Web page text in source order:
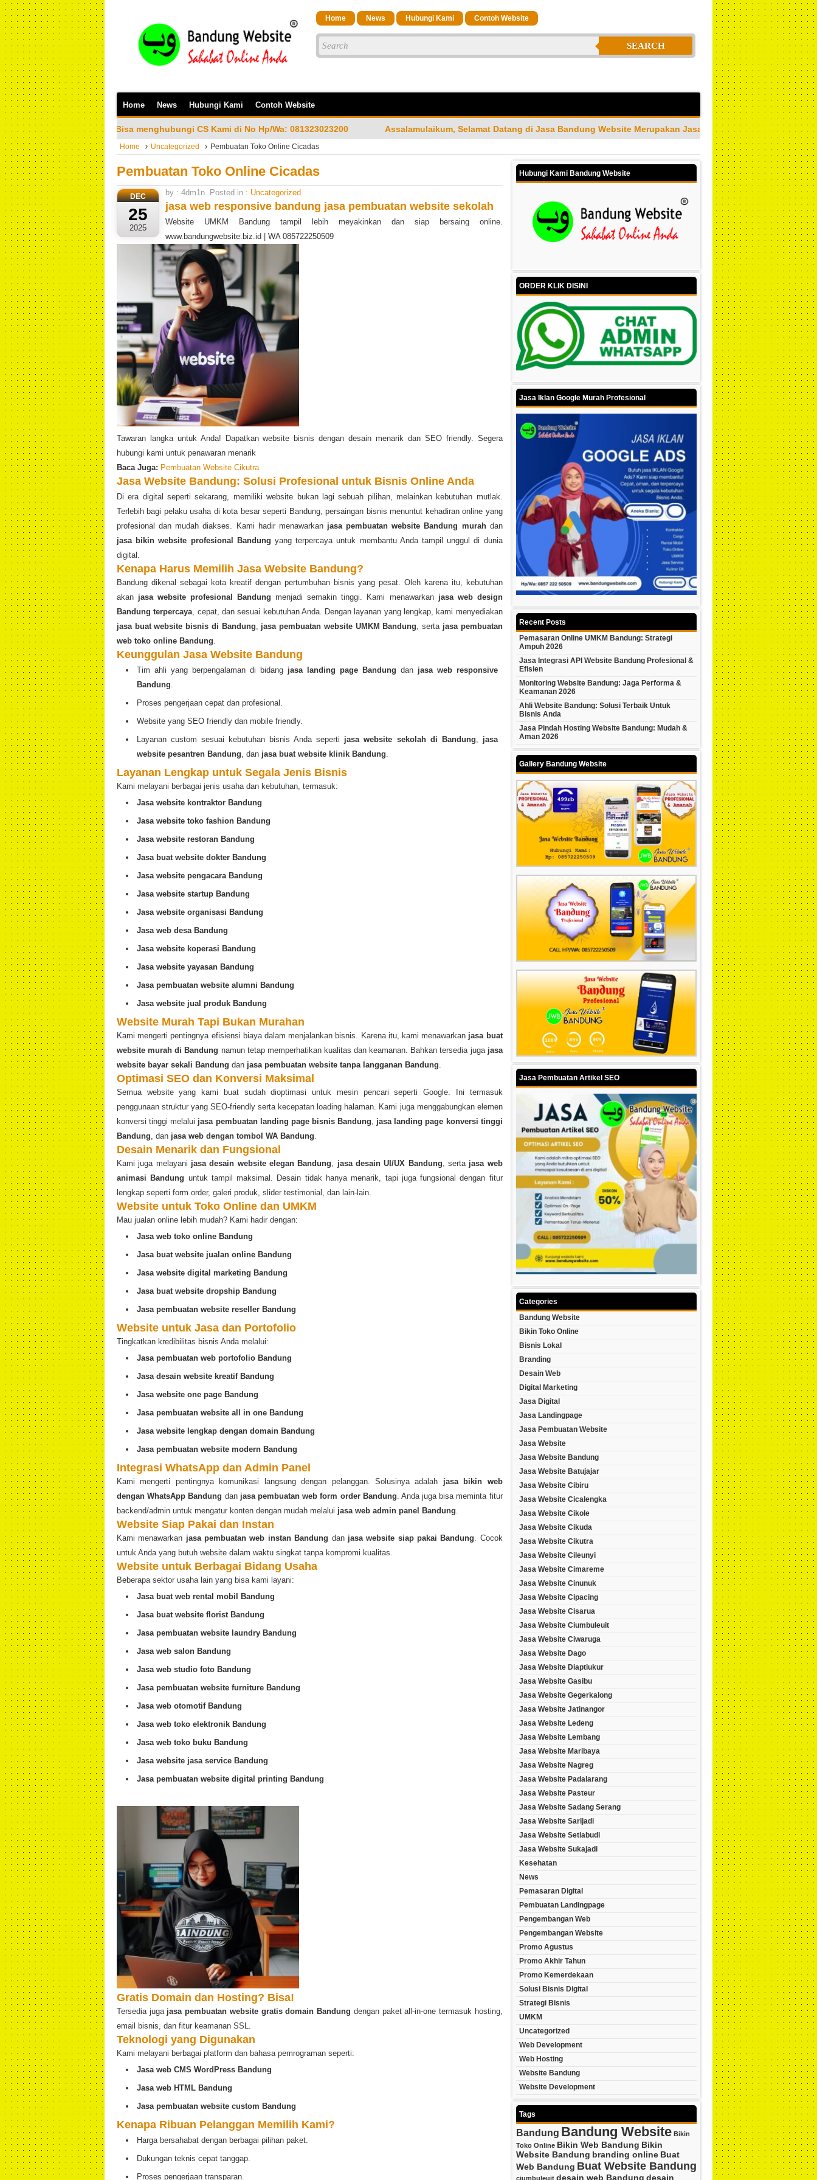
Home News Hubungi Kami Contoh Website
SEARCH
Home News Hubungi Kami Contoh Website
Bisa menghubungi CS Kami di No Hp/Wa: 081323023200 Assalamulaikum, Selamat Datang di Jasa Bandung Website Merupakan Jasa Pembuatan Website Profesional & Amanah
Home Uncategorized Pembuatan Toko Online Cicadas
Pembuatan Toko Online Cicadas
DEC
25
2025
by : 4dm1n. Posted in : Uncategorized
jasa web responsive bandung jasa pembuatan website sekolah
Website UMKM Bandung tampil lebih meyakinkan dan siap bersaing online.
www.bandungwebsite.biz.id | WA 085722250509
Tawaran langka untuk Anda! Dapatkan website bisnis dengan desain menarik dan SEO friendly. Segera
hubungi kami untuk penawaran menarik
Baca Juga: Pembuatan Website Cikutra
Jasa Website Bandung: Solusi Profesional untuk Bisnis Online Anda
Di era digital seperti sekarang, memiliki website bukan lagi sebuah pilihan, melainkan kebutuhan mutlak.
Terlebih bagi pelaku usaha di kota besar seperti Bandung, persaingan bisnis menuntut kehadiran online yang
profesional dan mudah diakses. Kami hadir menawarkan jasa pembuatan website Bandung murahdan
jasa bikin website profesional Bandung yang terpercaya untuk membantu Anda tampil unggul di dunia
digital.
Kenapa Harus Memilih Jasa Website Bandung?
Bandung dikenal sebagai kota kreatif dengan pertumbuhan bisnis yang pesat. Oleh karena itu, kebutuhan
akan jasa website profesional Bandung menjadi semakin tinggi. Kami menawarkan jasa web design
Bandung terpercaya , cepat, dan sesuai kebutuhan Anda. Dengan layanan yang lengkap, kami menyediakan
jasa buat website bisnis di Bandung
jasa pembuatan website UMKM Bandung , serta jasa pembuatan
web toko online Bandung
Keunggulan Jasa Website Bandung
Tim ahli yang berpengalaman di bidang jasa landing page Bandung dan jasa web responsive
Bandung
Proses pengerjaan cepat dan profesional.
Website yang SEO friendly dan mobile friendly.
Layanan custom sesuai kebutuhan bisnis Anda seperti jasa website sekolah di Bandung
jasa
website pesantren Bandung , dan jasa buat website klinik Bandung
Layanan Lengkap untuk Segala Jenis Bisnis
Kami melayani berbagai jenis usaha dan kebutuhan, termasuk:
Jasa website kontraktor Bandung
Jasa website toko fashion Bandung
Jasa website restoran Bandung
Jasa buat website dokter Bandung
Jasa website pengacara Bandung
Jasa website startup Bandung
Jasa website organisasi Bandung
Jasa web desa Bandung
Jasa website koperasi Bandung
Jasa website yayasan Bandung
Jasa pembuatan website alumni Bandung
Jasa website jual produk Bandung
Website Murah Tapi Bukan Murahan
Kami mengerti pentingnya efisiensi biaya dalam menjalankan bisnis. Karena itu, kami menawarkan jasa buat
website murah di Bandung namun tetap memperhatikan kualitas dan keamanan. Bahkan tersedia juga jasa
website bayar sekali Bandung dan jasa pembuatan website tanpa langganan Bandung
Optimasi SEO dan Konversi Maksimal
Semua website yang kami buat sudah dioptimasi untuk mesin pencari seperti Google. Ini termasuk
penggunaan struktur yang SEO-friendly serta kecepatan loading halaman. Kami juga menggabungkan elemen
konversi tinggi melalui jasa pembuatan landing page bisnis Bandung
jasa landing page konversi tinggi
Bandung , dan jasa web dengan tombol WA Bandung
Desain Menarik dan Fungsional
Kami juga melayani jasa desain website elegan Bandung jasa desain UI/UX Bandung , serta jasa web
animasi Bandung untuk tampil maksimal. Desain tidak hanya menarik, tapi juga fungsional dengan fitur
lengkap seperti form order, galeri produk, slider testimonial, dan lain-lain.
Website untuk Toko Online dan UMKM
Mau jualan online lebih mudah? Kami hadir dengan:
Jasa web toko online Bandung
Jasa buat website jualan online Bandung
Jasa website digital marketing Bandung
Jasa buat website dropship Bandung
Jasa pembuatan website reseller Bandung
Website untuk Jasa dan Portofolio
Tingkatkan kredibilitas bisnis Anda melalui:
Jasa pembuatan web portofolio Bandung
Jasa desain website kreatif Bandung
Jasa website one page Bandung
Jasa pembuatan website all in one Bandung
Jasa website lengkap dengan domain Bandung
Jasa pembuatan website modern Bandung
Integrasi WhatsApp dan Admin Panel
Kami mengerti pentingnya komunikasi langsung dengan pelanggan. Solusinya adalah jasa bikin web
dengan WhatsApp Bandung dan jasa pembuatan web form order Bandung . Anda juga bisa meminta fitur
backend/admin untuk mengatur konten dengan mudah melalui jasa web admin panel Bandung
Website Siap Pakai dan Instan
Kami menawarkan jasa pembuatan web instan Bandung dan jasa website siap pakai Bandung . Cocok
untuk Anda yang butuh website dalam waktu singkat tanpa kompromi kualitas.
Website untuk Berbagai Bidang Usaha
Beberapa sektor usaha lain yang bisa kami layani:
Jasa buat web rental mobil Bandung
Jasa buat website florist Bandung
Jasa pembuatan website laundry Bandung
Jasa web salon Bandung
Jasa web studio foto Bandung
Jasa pembuatan website furniture Bandung
Jasa web otomotif Bandung
Jasa web toko elektronik Bandung
Jasa web toko buku Bandung
Jasa website jasa service Bandung
Jasa pembuatan website digital printing Bandung
Gratis Domain dan Hosting? Bisa!
Tersedia juga jasa pembuatan website gratis domain Bandung dengan paket all-in-one termasuk hosting,
email bisnis, dan fitur keamanan SSL.
Teknologi yang Digunakan
Kami melayani berbagai platform dan bahasa pemrograman seperti:
Jasa web CMS WordPress Bandung
Jasa web HTML Bandung
Jasa pembuatan website custom Bandung
Kenapa Ribuan Pelanggan Memilih Kami?
Harga bersahabat dengan berbagai pilihan paket.
Dukungan teknis cepat tanggap.
Proses pengerjaan transparan.
Hubungi Kami Bandung Website
ORDER KLIK DISINI
Jasa Iklan Google Murah Profesional
Recent Posts
Pemasaran Online UMKM Bandung: Strategi
Ampuh 2026
Jasa Integrasi API Website Bandung Profesional &
Efisien
Monitoring Website Bandung: Jaga Performa &
Keamanan 2026
Ahli Website Bandung: Solusi Terbaik Untuk
Bisnis Anda
Jasa Pindah Hosting Website Bandung: Mudah &
Aman 2026
Gallery Bandung Website
Jasa Pembuatan Artikel SEO
Categories
Bandung Website
Bikin Toko Online
Bisnis Lokal
Branding
Desain Web
Digital Marketing
Jasa Digital
Jasa Landingpage
Jasa Pembuatan Website
Jasa Website
Jasa Website Bandung
Jasa Website Batujajar
Jasa Website Cibiru
Jasa Website Cicalengka
Jasa Website Cikole
Jasa Website Cikuda
Jasa Website Cikutra
Jasa Website Cileunyi
Jasa Website Cimareme
Jasa Website Cinunuk
Jasa Website Cipacing
Jasa Website Cisarua
Jasa Website Ciumbuleuit
Jasa Website Ciwaruga
Jasa Website Dago
Jasa Website Diaptiukur
Jasa Website Gasibu
Jasa Website Gegerkalong
Jasa Website Jatinangor
Jasa Website Ledeng
Jasa Website Lembang
Jasa Website Maribaya
Jasa Website Nagreg
Jasa Website Padalarang
Jasa Website Pasteur
Jasa Website Sadang Serang
Jasa Website Sarijadi
Jasa Website Setiabudi
Jasa Website Sukajadi
Kesehatan
News
Pemasaran Digital
Pembuatan Landingpage
Pengembangan Web
Pengembangan Website
Promo Agustus
Promo Akhir Tahun
Promo Kemerdekaan
Solusi Bisnis Digital
Strategi Bisnis
UMKM
Uncategorized
Web Development
Web Hosting
Website Bandung
Website Development
Tags
Bandung Bandung Website Bikin
Toko Online Bikin Web Bandung Bikin
Website Bandung branding online Buat
Web Bandung Buat Website Bandung
ciumbuleuit desain web Bandung desain